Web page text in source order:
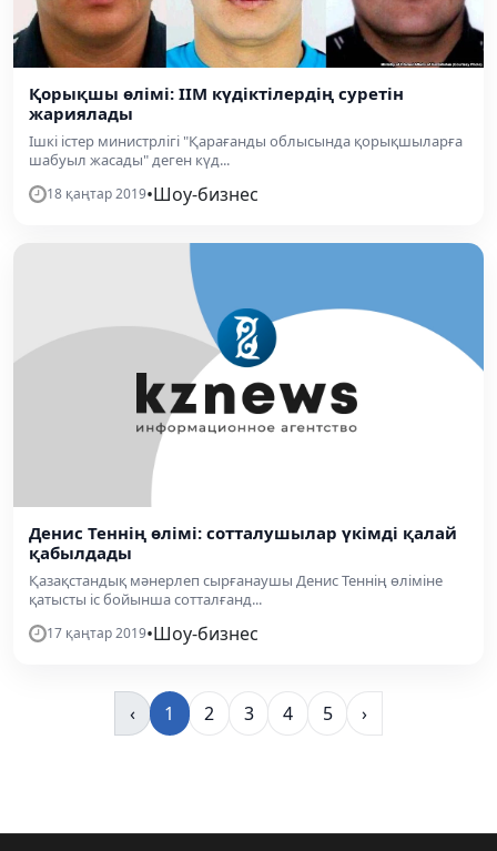
Қорықшы өлімі: ІІМ күдіктілердің суретін
жариялады
Ішкі істер министрлігі "Қарағанды облысында қорықшыларға
шабуыл жасады" деген күд...
18 қаңтар 2019•Шоу-бизнес
Денис Теннің өлімі: сотталушылар үкімді қалай
қабылдады
Қазақстандық мәнерлеп сырғанаушы Денис Теннің өліміне
қатысты іс бойынша сотталғанд...
17 қаңтар 2019•Шоу-бизнес
‹ 1 2 3 4 5 ›